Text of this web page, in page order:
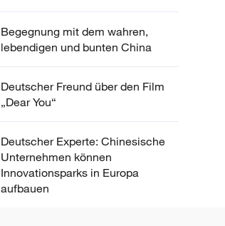
Begegnung mit dem wahren,
lebendigen und bunten China
Deutscher Freund über den Film
„Dear You“
Deutscher Experte: Chinesische
Unternehmen können
Innovationsparks in Europa
aufbauen